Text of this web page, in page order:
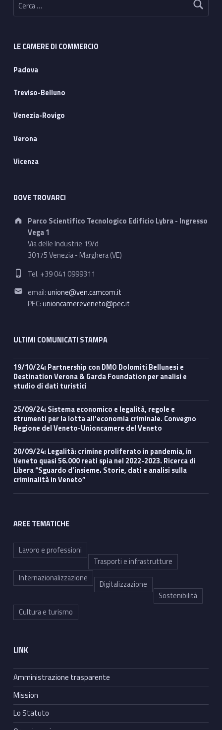
LE CAMERE DI COMMERCIO
Padova
Treviso-Belluno
Venezia-Rovigo
Verona
Vicenza
DOVE TROVARCI
Address:
Parco Scientifico Tecnologico Edificio Lybra - Ingresso
Vega 1
Via delle Industrie 19/d
30175 Venezia - Marghera (VE)
Phone number:
Tel. +39 041 0999311
Email address:
email:unione@ven.camcom.it
PEC:unioncamereveneto@pec.it
ULTIMI COMUNICATI STAMPA
19/10/24: Partnership con DMO Dolomiti Bellunesi e
Destination Verona & Garda Foundation per analisi e
studio di dati turistici
25/09/24: Sistema economico e legalità, regole e
strumenti per la lotta all’economia criminale. Convegno
Regione del Veneto-Unioncamere del Veneto
20/09/24: Legalità: crimine proliferato in pandemia, in
Veneto quasi 56.000 reati spia nel 2022-2023. Ricerca di
Libera “Sguardo d’insieme. Storie, dati e analisi sulla
criminalità in Veneto”
AREE TEMATICHE
Lavoro e professioni
Trasporti e infrastrutture
Internazionalizzazione
Digitalizzazione
Sostenibilità
Cultura e turismo
LINK
Amministrazione trasparente
Mission
Lo Statuto